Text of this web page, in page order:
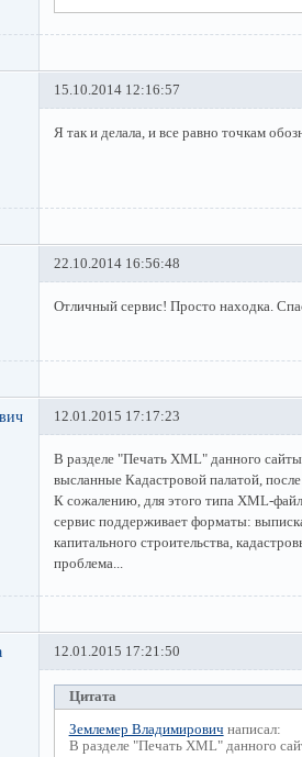
15.10.2014 12:16:57
Я так и делала, и все равно точкам
22.10.2014 16:56:48
Отличный сервис! Просто находка.
12.01.2015 17:17:23
В разделе "Печать XML" данного
высланные Кадастровой палатой,
К сожалению, для этого типа XML-
сервис поддерживает форматы:
капитального строительства,
проблема...
12.01.2015 17:21:50
Цитата
Землемер Владимирович написал:
В разделе "Печать XML" данного